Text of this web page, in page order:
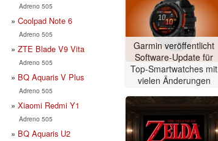
Adreno 505
Coolpad Note 6
Adreno 505
ZTE Blade V9 Vita
Adreno 505
BQ Aquaris V Plus
Adreno 505
Xiaomi Redmi Y1
Adreno 505
BQ Aquaris U2
Garmin veröffentlicht
Software-Update für
Top-Smartwatches mit
vielen Änderungen